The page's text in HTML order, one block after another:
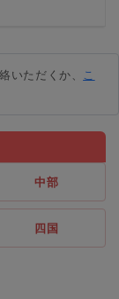
いただくか、 こ
中部
四国